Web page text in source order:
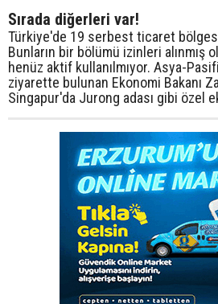
Sırada diğerleri var!
Türkiye'de 19 serbest ticaret
Bunların bir bölümü izinleri alınmış
henüz aktif kullanılmıyor. Asya-
ziyarette bulunan Ekonomi Bakanı
Singapur'da Jurong adası gibi özel